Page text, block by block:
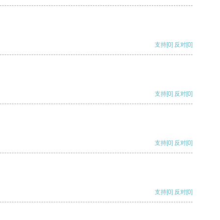
支持[0] 反对[0]
支持[0] 反对[0]
支持[0] 反对[0]
支持[0] 反对[0]